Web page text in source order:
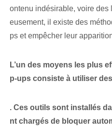
ontenu indésirable, voire
eusement, il existe des
ps et empêcher leur
L’un des moyens les plus
p-ups consiste à utiliser
. Ces outils sont installés
nt chargés de bloquer